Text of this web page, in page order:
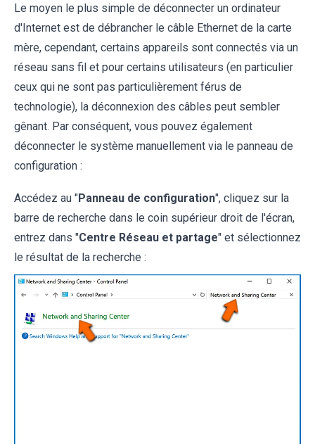
Le moyen le plus simple de déconnecter un ordinateur
d'Internet est de débrancher le câble Ethernet de la carte
mère, cependant, certains appareils sont connectés via un
réseau sans fil et pour certains utilisateurs (en particulier
ceux qui ne sont pas particulièrement férus de
technologie), la déconnexion des câbles peut sembler
gênant. Par conséquent, vous pouvez également
déconnecter le système manuellement via le panneau de
configuration :
Accédez au "Panneau de configuration", cliquez sur la
barre de recherche dans le coin supérieur droit de l'écran,
entrez dans "Centre Réseau et partage" et sélectionnez
le résultat de la recherche :